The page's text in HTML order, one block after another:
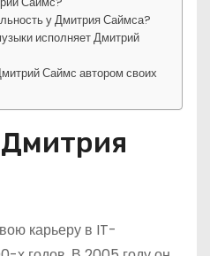
у Дмитрия Саймса?
исполняет Дмитрий
Саймс автором своих
карьеру в IT-